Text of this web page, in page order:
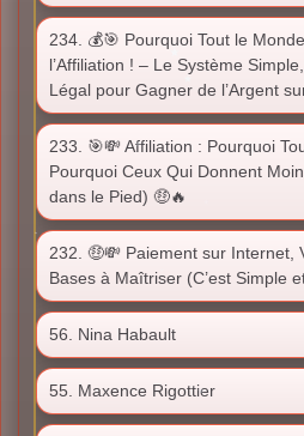
234. 💰🎯 Pourquoi Tout le
l’Affiliation ! – Le Système
Légal pour Gagner de l’Argent
233. 🎯💸 Affiliation : Pourquoi
Pourquoi Ceux Qui Donnent
dans le Pied) 🤑🔥
232. 🤑💸 Paiement sur Internet,
Bases à Maîtriser (C’est Simple
56. Nina Habault
55. Maxence Rigottier